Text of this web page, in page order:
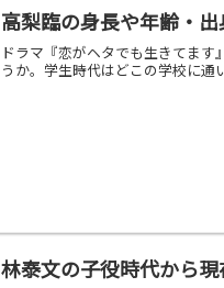
高梨臨の身長や年齢・
ドラマ『恋がヘタでも生きてま
うか。学生時代はどこの学校に
林泰文の子役時代から